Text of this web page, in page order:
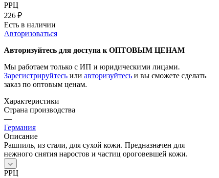
РРЦ
226 ₽
Есть в наличии
Авторизоваться
Авторизуйтесь для доступа к ОПТОВЫМ ЦЕНАМ
Мы работаем только с ИП и юридическими лицами.
Зарегистрируйтесь или авторизуйтесь и вы сможете сделать
заказ по оптовым ценам.
Характеристики
Страна производства
—
Германия
Описание
Рашпиль, из стали, для сухой кожи. Предназначен для
нежного снятия наростов и частиц ороговевшей кожи.
РРЦ